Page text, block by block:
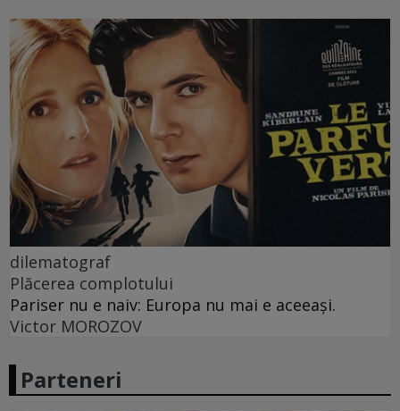
dilematograf
Plăcerea complotului
Pariser nu e naiv: Europa nu mai e aceeași.
Victor MOROZOV
Parteneri